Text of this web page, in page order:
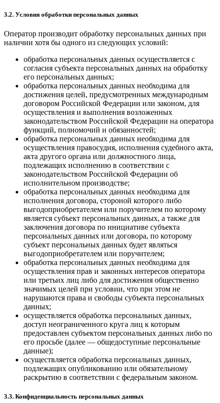
3.2. Условия обработки персональных данных
Оператор производит обработку персональных данных при
наличии хотя бы одного из следующих условий:
обработка персональных данных осуществляется с
согласия субъекта персональных данных на обработку
его персональных данных;
обработка персональных данных необходима для
достижения целей, предусмотренных международным
договором Российской Федерации или законом, для
осуществления и выполнения возложенных
законодательством Российской Федерации на оператора
функций, полномочий и обязанностей;
обработка персональных данных необходима для
осуществления правосудия, исполнения судебного акта,
акта другого органа или должностного лица,
подлежащих исполнению в соответствии с
законодательством Российской Федерации об
исполнительном производстве;
обработка персональных данных необходима для
исполнения договора, стороной которого либо
выгодоприобретателем или поручителем по которому
является субъект персональных данных, а также для
заключения договора по инициативе субъекта
персональных данных или договора, по которому
субъект персональных данных будет являться
выгодоприобретателем или поручителем;
обработка персональных данных необходима для
осуществления прав и законных интересов оператора
или третьих лиц либо для достижения общественно
значимых целей при условии, что при этом не
нарушаются права и свободы субъекта персональных
данных;
осуществляется обработка персональных данных,
доступ неограниченного круга лиц к которым
предоставлен субъектом персональных данных либо по
его просьбе (далее — общедоступные персональные
данные);
осуществляется обработка персональных данных,
подлежащих опубликованию или обязательному
раскрытию в соответствии с федеральным законом.
3.3. Конфиденциальность персональных данных